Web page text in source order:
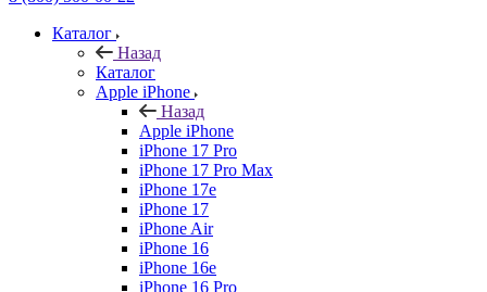
Каталог
Назад
Каталог
Apple iPhone
Назад
Apple iPhone
iPhone 17 Pro
iPhone 17 Pro Max
iPhone 17e
iPhone 17
iPhone Air
iPhone 16
iPhone 16e
iPhone 16 Pro